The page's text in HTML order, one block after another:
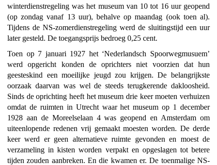
winterdienstregeling was het museum van 10 tot 16 uur geopend
(op zondag vanaf 13 uur), behalve op maandag (ook toen al).
Tijdens de NS-zomerdienstregeling werd de sluitingstijd een uur
later gesteld. De toegangsprijs bedroeg 0,25 cent.
Toen op 7 januari 1927 het ‘Nederlandsch Spoorwegmusuem’
werd opgericht konden de oprichters niet voorzien dat hun
geesteskind een moeilijke jeugd zou krijgen. De belangrijkste
oorzaak daarvan was wel de steeds terugkerende dakloosheid.
Sinds de oprichting heeft het museum drie keer moeten verhuizen
omdat de ruimten in Utrecht waar het museum op 1 december
1928 aan de Moreelselaan 4 was geopend en Amsterdam om
uiteenlopende redenen vrij gemaakt moesten worden. De derde
keer werd er geen alternatieve ruimte gevonden en moest de
verzameling in kisten worden verpakt en opgeslagen tot betere
tijden zouden aanbreken. En die kwamen er. De toenmalige NS-